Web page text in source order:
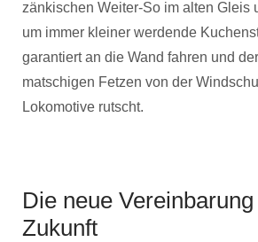
zänkischen Weiter-So im alten Gleis
um immer kleiner werdende
garantiert an die Wand fahren und
matschigen Fetzen von der
Lokomotive rutscht.
Die neue
Zukunft